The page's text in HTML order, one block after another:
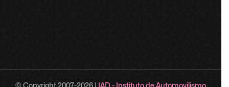
© Copyright 2007-2026 | IAD - Instituto de Automovilismo